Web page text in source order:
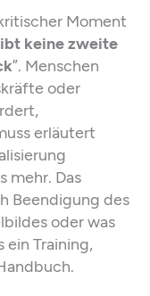
Moment
keine zweite
”. Menschen
oder
erläutert
mehr. Das
Beendigung des
oder was
ein Training,